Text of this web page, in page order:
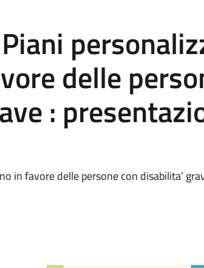
delle
:
in favore delle persone con disabilita’